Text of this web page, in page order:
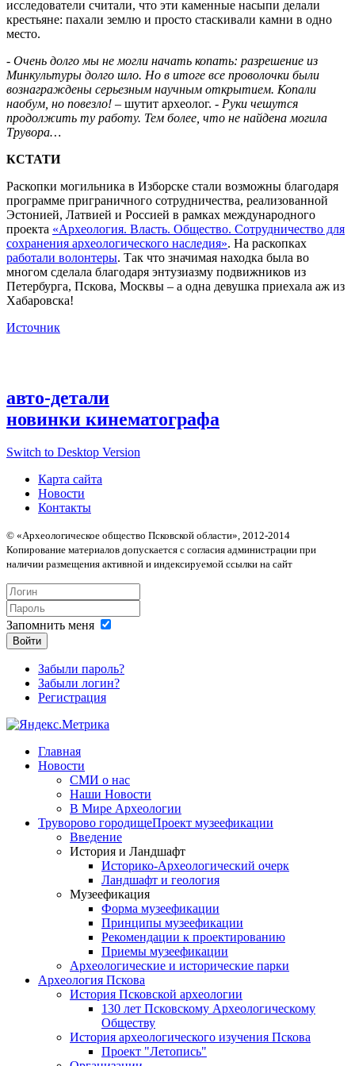
исследователи считали, что эти каменные насыпи делали
крестьяне: пахали землю и просто стаскивали камни в одно
место.
- Очень долго мы не могли начать копать: разрешение из
Минкультуры долго шло. Но в итоге все проволочки были
вознаграждены серьезным научным открытием. Копали
наобум, но повезло! – шутит археолог. - Руки чешутся
продолжить ту работу. Тем более, что не найдена могила
Трувора…
КСТАТИ
Раскопки могильника в Изборске стали возможны благодаря
программе приграничного сотрудничества, реализованной
Эстонией, Латвией и Россией в рамках международного
проекта «Археология. Власть. Общество. Сотрудничество для
сохранения археологического наследия». На раскопках
работали волонтеры. Так что значимая находка была во
многом сделала благодаря энтузиазму подвижников из
Петербурга, Пскова, Москвы – а одна девушка приехала аж из
Хабаровска!
Источник
авто-детали
новинки кинематографа
Switch to Desktop Version
Карта сайта
Новости
Контакты
© «Археологическое общество Псковской области», 2012-2014
Копирование материалов допускается с согласия администрации при
наличии размещения активной и индексируемой ссылки на сайт
Запомнить меня
Войти
Забыли пароль?
Забыли логин?
Регистрация
Главная
Новости
СМИ о нас
Наши Новости
В Мире Археологии
Труворово городищеПроект музеефикации
Введение
История и Ландшафт
Историко-Археологический очерк
Ландшафт и геология
Музеефикация
Форма музеефикации
Принципы музеефикации
Рекомендации к проектированию
Приемы музеефикации
Археологические и исторические парки
Археология Пскова
История Псковской археологии
130 лет Псковскому Археологическому
Обществу
История археологического изучения Пскова
Проект "Летопись"